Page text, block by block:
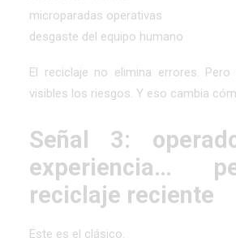
microparadas operativas
desgaste del equipo humano
El reciclaje no elimina errores.
visibles los riesgos. Y eso cambia
Señal 3:
experiencia…
reciclaje reciente
Este es el clásico.